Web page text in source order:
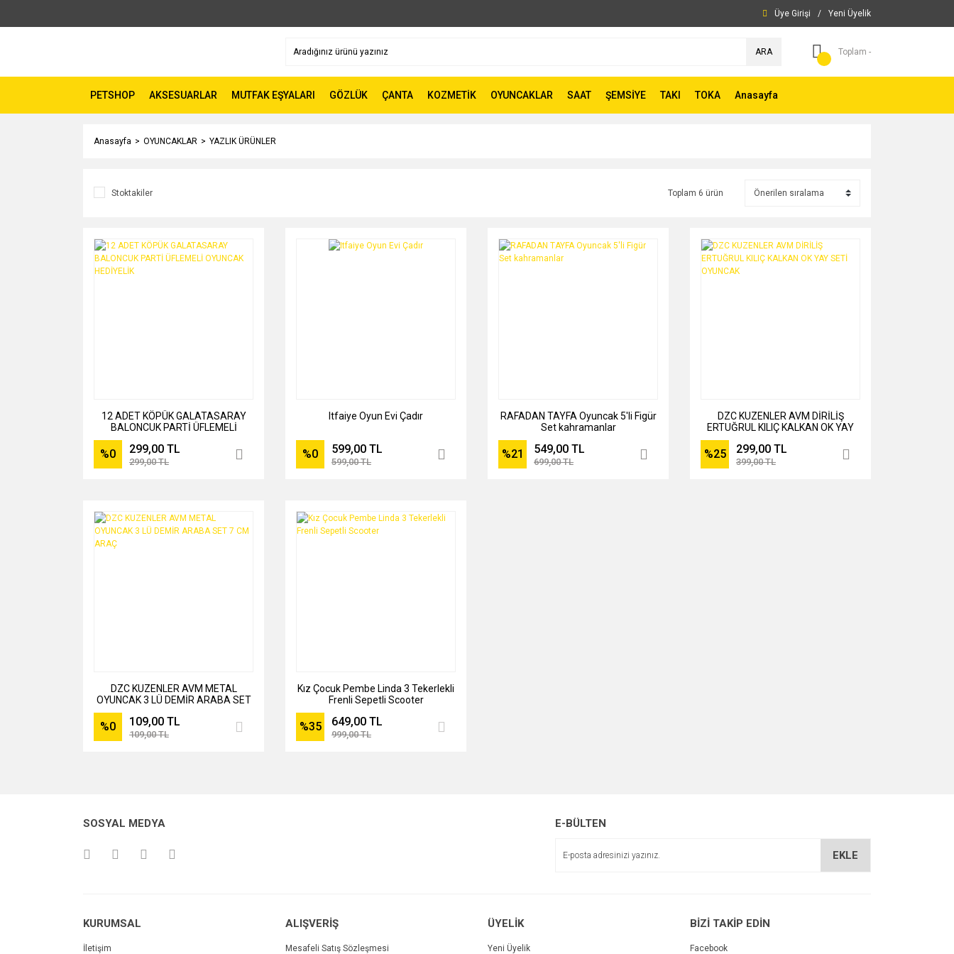
Üye Girişi / Yeni Üyelik
ARA Toplam -
PETSHOP AKSESUARLAR MUTFAK EŞYALARI GÖZLÜK ÇANTA KOZMETİK OYUNCAKLAR SAAT ŞEMSİYE TAKI TOKA Anasayfa
Anasayfa OYUNCAKLAR YAZLIK ÜRÜNLER
Stoktakiler Toplam 6 ürün
12 ADET KÖPÜK GALATASARAY
BALONCUK PARTİ ÜFLEMELİ
%0 299,00 TL
299,00 TL
Itfaiye Oyun Evi Çadır
%0 599,00 TL
599,00 TL
RAFADAN TAYFA Oyuncak 5'li Figür
Set kahramanlar
%21 549,00 TL
699,00 TL
DZC KUZENLER AVM DİRİLİŞ
ERTUĞRUL KILIÇ KALKAN OK YAY
%25 299,00 TL
399,00 TL
DZC KUZENLER AVM METAL
OYUNCAK 3 LÜ DEMİR ARABA SET
%0 109,00 TL
109,00 TL
Kız Çocuk Pembe Linda 3 Tekerlekli
Frenli Sepetli Scooter
%35 649,00 TL
999,00 TL
SOSYAL MEDYA E-BÜLTEN
EKLE
KURUMSAL
İletişim
ALIŞVERİŞ
Mesafeli Satış Sözleşmesi
ÜYELİK
Yeni Üyelik
BİZİ TAKİP EDİN
Facebook